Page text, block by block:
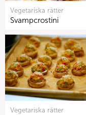
Vegetariska rätter
Svampcrostini
Vegetariska rätter